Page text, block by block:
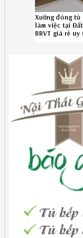
Xưởng đóng tủ
làm việc tại
BRVT giá rẻ